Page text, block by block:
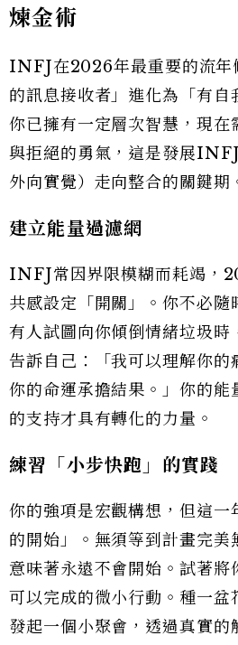
煉金術
INFJ在2026年最重要的流年
的訊息接收者」進化為「有自
你已擁有一定層次智慧，現在
與拒絕的勇氣，這是發展
外向實覺）走向整合的關鍵期
建立能量過濾網
INFJ常因界限模糊而耗竭，
共感設定「開關」。你不必隨
有人試圖向你傾倒情緒垃圾時
告訴自己：「我可以理解你的
你的命運承擔結果。」你的能
的支持才具有轉化的力量。
練習「小步快跑」的實踐
你的強項是宏觀構想，但這一
的開始」。無須等到計畫完美
意味著永遠不會開始。試著將
可以完成的微小行動。種一盆
發起一個小聚會，透過真實的